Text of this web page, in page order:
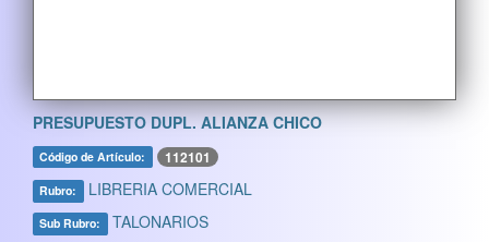
PRESUPUESTO DUPL. ALIANZA CHICO
Código de Artículo: 112101
Rubro: LIBRERIA COMERCIAL
Sub Rubro: TALONARIOS